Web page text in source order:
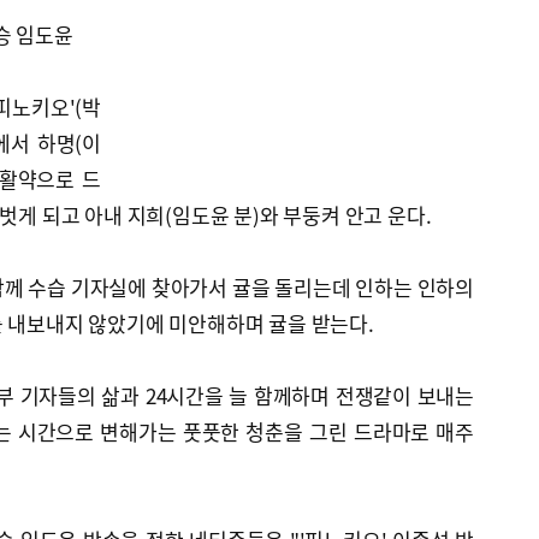
임도윤
노키오'(박
서 하명(이
약으로 드
게 되고 아내 지희(임도윤 분)와 부둥켜 안고 운다.
수습 기자실에 찾아가서 귤을 돌리는데 인하는 인하의
보내지 않았기에 미안해하며 귤을 받는다.
기자들의 삶과 24시간을 늘 함께하며 전쟁같이 보내는
시간으로 변해가는 풋풋한 청춘을 그린 드라마로 매주